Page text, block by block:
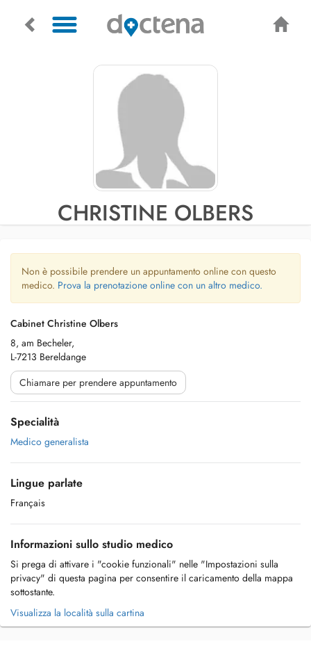
CHRISTINE OLBERS
Non è possibile prendere un appuntamento online con questo
medico. Prova la prenotazione online con un altro medico.
Cabinet Christine Olbers
8, am Becheler,
L-7213 Bereldange
Chiamare per prendere appuntamento
Specialità
Medico generalista
Lingue parlate
Français
Informazioni sullo studio medico
Si prega di attivare i "cookie funzionali" nelle "Impostazioni sulla
privacy" di questa pagina per consentire il caricamento della mappa
sottostante.
Visualizza la località sulla cartina